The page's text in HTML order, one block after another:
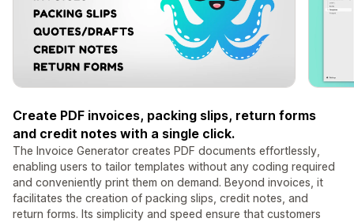
Create PDF invoices, packing slips, return forms
and credit notes with a single click.
The Invoice Generator creates PDF documents effortlessly,
enabling users to tailor templates without any coding required
and conveniently print them on demand. Beyond invoices, it
facilitates the creation of packing slips, credit notes, and
return forms. Its simplicity and speed ensure that customers